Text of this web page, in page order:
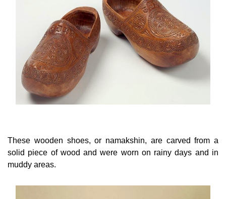
These wooden shoes, or namakshin, are carved from a
solid piece of wood and were worn on rainy days and in
muddy areas.